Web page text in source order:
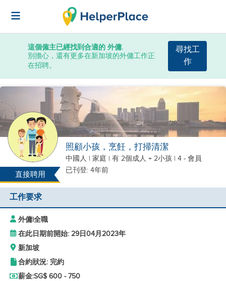
這個僱主已經找到合適的 外傭.
別擔心，還有更多在新加坡的外傭工作正
在招聘。
尋找工
作
直接聘用
照顧小孩，烹飪，打掃清潔
中國人 | 家庭 | 有 2個成人 + 2小孩 | 4 - 會員
已刊登: 4年前
工作要求
外傭|全職
在此日期前開始: 29日04月2023年
新加坡
合約狀況: 完約
薪金:SG$ 600 - 750